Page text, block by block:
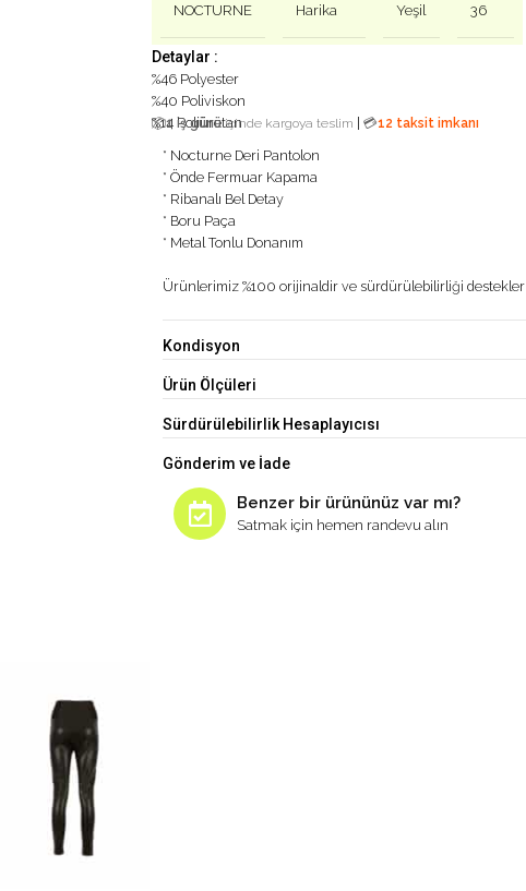
NOCTURNE Harika Yeşil 36
Detaylar :
%46 Polyester
%40 Poliviskon
%14 Poliüretan
📦1 iş günüiçinde kargoya teslim 💳12 taksit imkanı
* Nocturne Deri Pantolon
* Önde Fermuar Kapama
* Ribanalı Bel Detay
* Boru Paça
* Metal Tonlu Donanım
Ürünlerimiz %100 orijinaldir ve sürdürülebilirliği destekler
Kondisyon
Ürün Ölçüleri
Sürdürülebilirlik Hesaplayıcısı
Gönderim ve İade
Benzer bir ürününüz var mı?
Satmak için hemen randevu alın